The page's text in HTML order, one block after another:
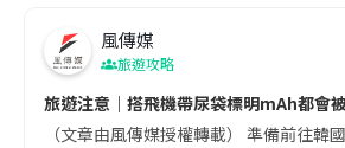
風傳媒
旅遊攻略
旅遊注意｜搭飛機帶尿袋標明mAh都會
（文章由風傳媒授權轉載） 準備前往